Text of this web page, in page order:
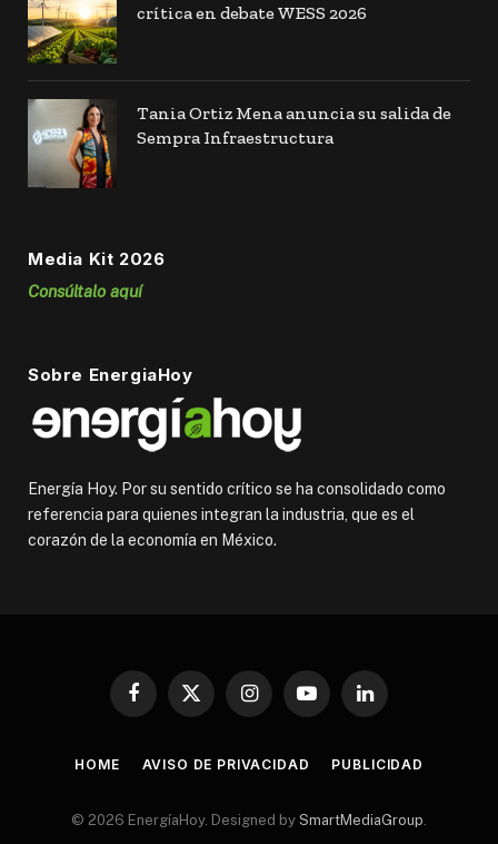
crítica en debate WESS 2026
Tania Ortiz Mena anuncia su salida de
Sempra Infraestructura
Media Kit 2026
Consúltalo aquí
Sobre EnergiaHoy
Energía Hoy. Por su sentido crítico se ha consolidado como
referencia para quienes integran la industria, que es el
corazón de la economía en México.
Facebook
X
InstagramYouTubeLinkedIn
HOME AVISO DE PRIVACIDAD PUBLICIDAD
© 2026 EnergíaHoy. Designed by SmartMediaGroup